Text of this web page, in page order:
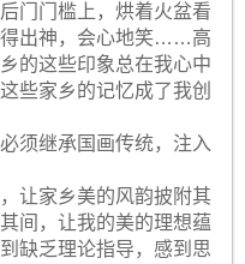
门门槛上，烘着火盆看
得出神，会心地笑……高
的这些印象总在我心中
些家乡的记忆成了我创
须继承国画传统，注入
让家乡美的风韵披附其
间，让我的美的理想蕴
缺乏理论指导，感到思